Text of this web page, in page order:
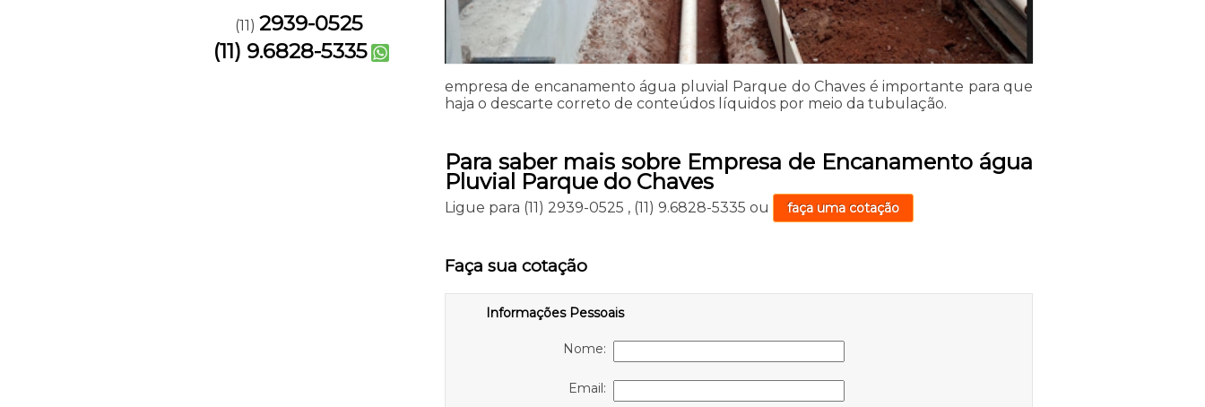
(11) 2939-0525
(11) 9.6828-5335
empresa de encanamento água pluvial Parque do Chaves é importante para que
haja o descarte correto de conteúdos líquidos por meio da tubulação.
Para saber mais sobre Empresa de Encanamento água
Pluvial Parque do Chaves
Ligue para (11) 2939-0525 , (11) 9.6828-5335 ou faça uma cotação
Faça sua cotação
Informações Pessoais
Nome:
Email: